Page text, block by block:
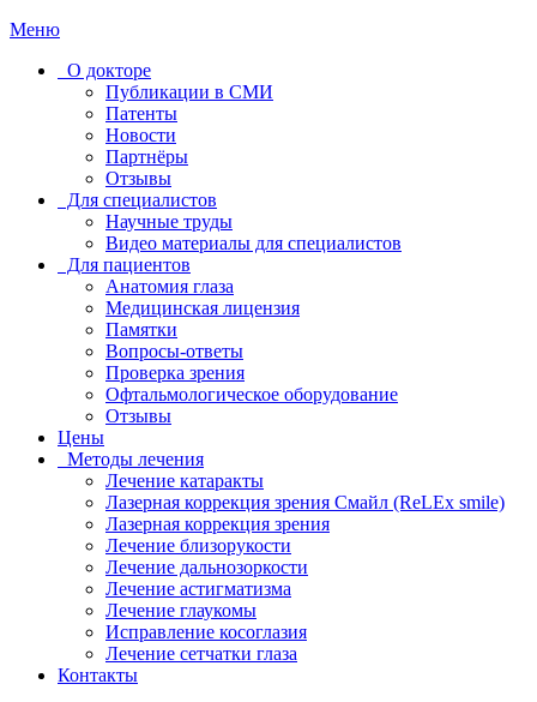
Меню
О докторе
Публикации в СМИ
Патенты
Новости
Партнёры
Отзывы
Для специалистов
Научные труды
Видео материалы для специалистов
Для пациентов
Анатомия глаза
Медицинская лицензия
Памятки
Вопросы-ответы
Проверка зрения
Офтальмологическое оборудование
Отзывы
Цены
Методы лечения
Лечение катаракты
Лазерная коррекция зрения Смайл (ReLEx smile)
Лазерная коррекция зрения
Лечение близорукости
Лечение дальнозоркости
Лечение астигматизма
Лечение глаукомы
Исправление косоглазия
Лечение сетчатки глаза
Контакты